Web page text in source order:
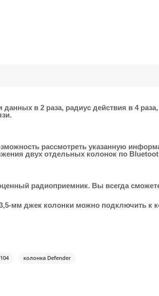
в 2 раза, радиус действия в 4
рассмотреть указанную
двух отдельных колонок по
радиоприемник. Вы всегда
мм джек колонки можно подключить к
колонка Defender